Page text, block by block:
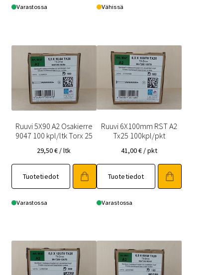
Varastossa Vähissä
Ruuvi 5X90 A2 Osakierre
9047 100 kpl/ltk Torx 25
29,50€ / ltk
Tuotetiedot
Varastossa
Ruuvi 6X100mm RST A2
Tx25 100kpl/pkt
41,00€ / pkt
Tuotetiedot
Varastossa